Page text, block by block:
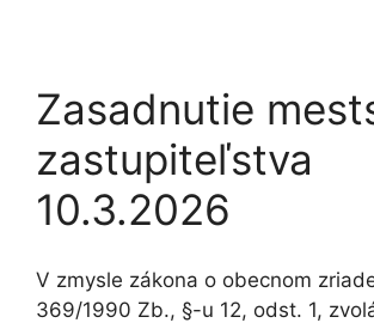
Zasadnutie
zastupiteľstva
10.3.2026
V zmysle zákona o obecnom
369/1990 Zb., §-u 12, odst. 1,